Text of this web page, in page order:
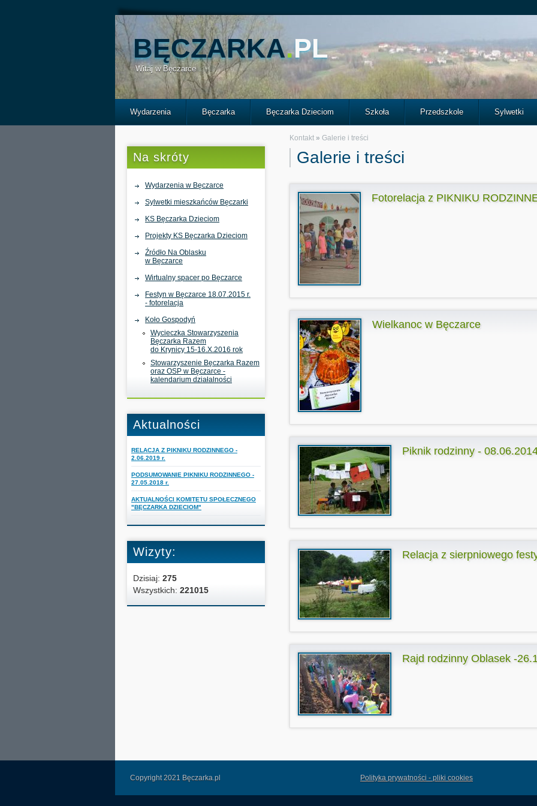
BĘCZARKA.PL
Witaj w Bęczarce
Wydarzenia Bęczarka Bęczarka Dzieciom Szkoła Przedszkole Sylwetki
Na skróty
Wydarzenia w Bęczarce
Sylwetki mieszkańców Bęczarki
KS Bęczarka Dzieciom
Projekty KS Bęczarka Dzieciom
Źródło Na Oblasku
w Bęczarce
Wirtualny spacer po Bęczarce
Festyn w Bęczarce 18.07.2015 r.
- fotorelacja
Koło Gospodyń
Wycieczka Stowarzyszenia
Bęczarka Razem
do Krynicy 15-16.X.2016 rok
Stowarzyszenie Bęczarka Razem
oraz OSP w Bęczarce -
kalendarium działalności
Aktualności
RELACJA Z PIKNIKU RODZINNEGO -
2.06.2019 r.
PODSUMOWANIE PIKNIKU RODZINNEGO -
27.05.2018 r.
AKTUALNOŚCI KOMITETU SPOŁECZNEGO
"BĘCZARKA DZIECIOM"
Wizyty:
Dzisiaj: 275
Wszystkich: 221015
Galerie i treści
Kontakt» Galerie i treści
Fotorelacja z PIKNIKU
Wielkanoc w Bęczarce
Piknik rodzinny -
Relacja z sierpniowego
Rajd rodzinny Oblasek -
Copyright 2021 Bęczarka.pl Polityka prywatności - pliki cookies